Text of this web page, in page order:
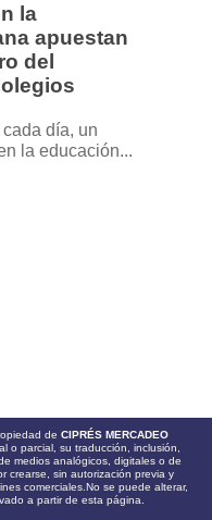
la
apuestan
del
día, un
la educación...
de CIPRÉS MERCADEO
o parcial, su traducción, inclusión,
medios analógicos, digitales o de
crearse, sin autorización previa y
comerciales.No se puede alterar,
a partir de esta página.